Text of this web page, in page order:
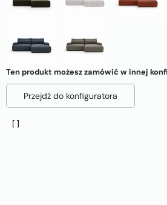
Ten produkt możesz zamówić w innej
Przejdź do konfiguratora